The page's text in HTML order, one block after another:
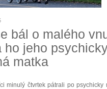
bál o malého
ho jeho
matka
minulý čtvrtek pátrali po psychicky